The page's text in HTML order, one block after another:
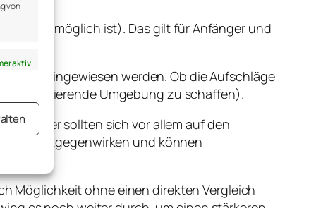
von
aktiv
es möglich ist). Das gilt für Anfänger und
und hingewiesen werden. Ob die Aufschläge
motivierende Umgebung zu schaffen).
Sportler sollten sich vor allem auf den
entgegenwirken und können
Möglichkeit ohne einen direkten Vergleich